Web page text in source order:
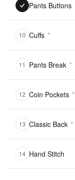
Pants Buttons
10 Cuffs *
11 Pants Break *
12 Coin Pockets *
13 Classic Back *
14 Hand Stitch